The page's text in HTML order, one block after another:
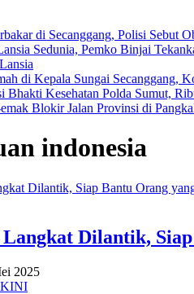
indonesia
Dilantik,
2025